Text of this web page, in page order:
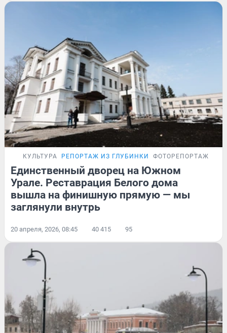
КУЛЬТУРА РЕПОРТАЖ ИЗ ГЛУБИНКИ ФОТОРЕПОРТАЖ
Единственный дворец на Южном
Урале. Реставрация Белого дома
вышла на финишную прямую — мы
заглянули внутрь
20 апреля, 2026, 08:45 40 415 95